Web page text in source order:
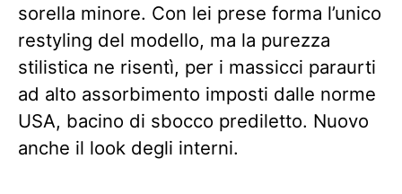
sorella minore. Con lei prese forma l’unico
restyling del modello, ma la purezza
stilistica ne risentì, per i massicci paraurti
ad alto assorbimento imposti dalle norme
USA, bacino di sbocco prediletto. Nuovo
anche il look degli interni.